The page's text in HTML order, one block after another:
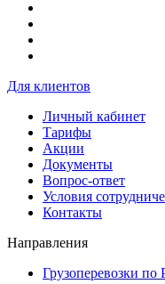
Для клиентов
Личный кабинет
Тарифы
Акции
Документы
Вопрос-ответ
Условия
Контакты
Направления
Грузоперевозки по